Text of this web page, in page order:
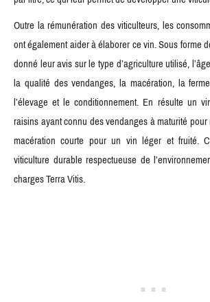
Outre la rémunération des viticulteurs, les
ont également aider à élaborer ce vin. Sous forme
donné leur avis sur le type d’agriculture utilisé,
la qualité des vendanges, la macération, la
l’élevage et le conditionnement. En résulte un
raisins ayant connu des vendanges à maturité
macération courte pour un vin léger et fruité.
viticulture durable respectueuse de
charges Terra Vitis.